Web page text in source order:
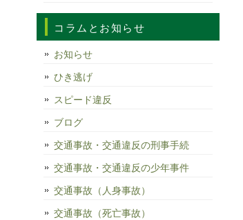
コラムとお知らせ
お知らせ
ひき逃げ
スピード違反
ブログ
交通事故・交通違反の刑事手続
交通事故・交通違反の少年事件
交通事故（人身事故）
交通事故（死亡事故）